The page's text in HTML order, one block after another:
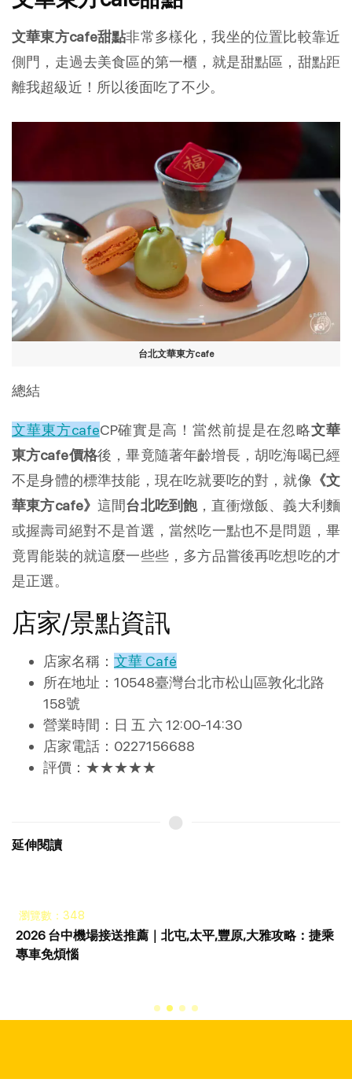
文華東方cafe甜點非常多樣化，我坐的位置比較靠近
側門，走過去美食區的第一櫃，就是甜點區，甜點距
離我超級近！所以後面吃了不少。
台北文華東方cafe
總結
文華東方cafeCP確實是高！當然前提是在忽略文華
東方cafe價格後，畢竟隨著年齡增長，胡吃海喝已經
不是身體的標準技能，現在吃就要吃的對，就像 《文
華東方cafe》 這間台北吃到飽，直衝燉飯、義大利麵
或握壽司絕對不是首選，當然吃一點也不是問題，畢
竟胃能裝的就這麼一些些，多方品嘗後再吃想吃的才
是正選。
店家/景點資訊
店家名稱： 文華 Café
所在地址：10548臺灣台北市松山區敦化北路
158號
營業時間：日 五 六 12:00-14:30
店家電話：0227156688
評價：★★★★★
延伸閱讀
瀏覽數：348
2026 台中機場接送推薦｜北屯,太平,豐原,大雅攻略：捷乘
專車免煩惱